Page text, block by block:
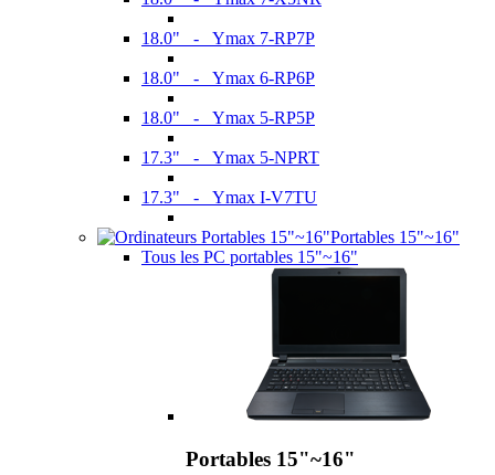
18.0" - Ymax 7-RP7P
18.0" - Ymax 6-RP6P
18.0" - Ymax 5-RP5P
17.3" - Ymax 5-NPRT
17.3" - Ymax I-V7TU
Portables 15"~16"
Tous les PC portables 15"~16"
Portables 15"~16"